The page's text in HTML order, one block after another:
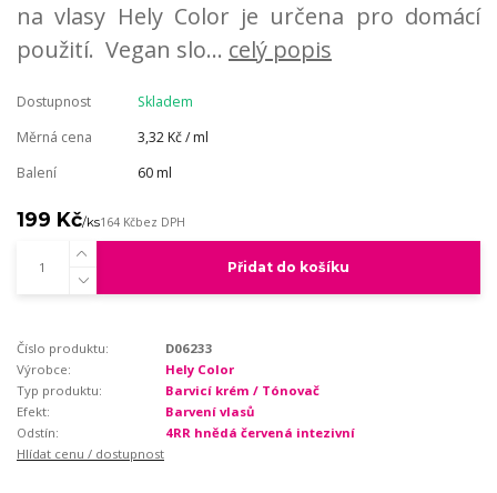
na vlasy Hely Color je určena pro domácí
použití. Vegan slo... celý popis
Dostupnost
Skladem
Měrná cena
3,32 Kč / ml
Balení
60 ml
199 Kč/ks164 Kčbez DPH
Přidat do košíku
Číslo produktu:
D06233
Výrobce:
Hely Color
Typ produktu:
Barvicí krém / Tónovač
Efekt:
Barvení vlasů
Odstín:
4RR hnědá červená intezivní
Hlídat cenu / dostupnost